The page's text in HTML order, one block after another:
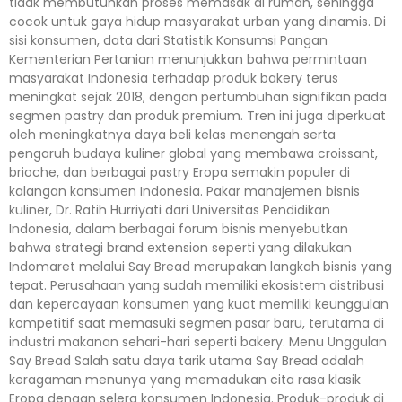
cocok untuk gaya hidup masyarakat urban yang dinamis. Di
sisi konsumen, data dari Statistik Konsumsi Pangan
Kementerian Pertanian menunjukkan bahwa permintaan
masyarakat Indonesia terhadap produk bakery terus
meningkat sejak 2018, dengan pertumbuhan signifikan pada
segmen pastry dan produk premium. Tren ini juga diperkuat
oleh meningkatnya daya beli kelas menengah serta
pengaruh budaya kuliner global yang membawa croissant,
brioche, dan berbagai pastry Eropa semakin populer di
kalangan konsumen Indonesia. Pakar manajemen bisnis
kuliner, Dr. Ratih Hurriyati dari Universitas Pendidikan
Indonesia, dalam berbagai forum bisnis menyebutkan
bahwa strategi brand extension seperti yang dilakukan
Indomaret melalui Say Bread merupakan langkah bisnis yang
tepat. Perusahaan yang sudah memiliki ekosistem distribusi
dan kepercayaan konsumen yang kuat memiliki keunggulan
kompetitif saat memasuki segmen pasar baru, terutama di
industri makanan sehari-hari seperti bakery. Menu Unggulan
Say Bread Salah satu daya tarik utama Say Bread adalah
keragaman menunya yang memadukan cita rasa klasik